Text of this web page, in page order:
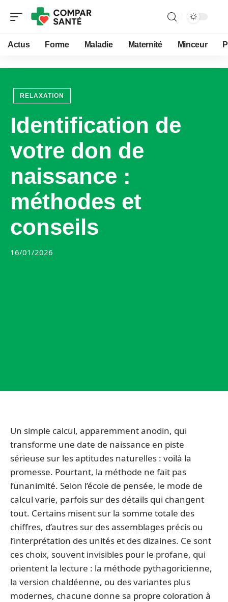
Actus Forme Maladie Maternité Minceur
RELAXATION
Identification de
votre don de
naissance :
méthodes et
conseils
16/01/2026
Un simple calcul, apparemment anodin, qui
transforme une date de naissance en piste
sérieuse sur les aptitudes naturelles : voilà la
promesse. Pourtant, la méthode ne fait pas
l’unanimité. Selon l’école de pensée, le mode de
calcul varie, parfois sur des détails qui changent
tout. Certains misent sur la somme totale des
chiffres, d’autres sur des assemblages précis ou
l’interprétation des unités et des dizaines. Ce sont
ces choix, souvent invisibles pour le profane, qui
orientent la lecture : la méthode pythagoricienne,
la version chaldéenne, ou des variantes plus
modernes, chacune donne sa propre coloration à